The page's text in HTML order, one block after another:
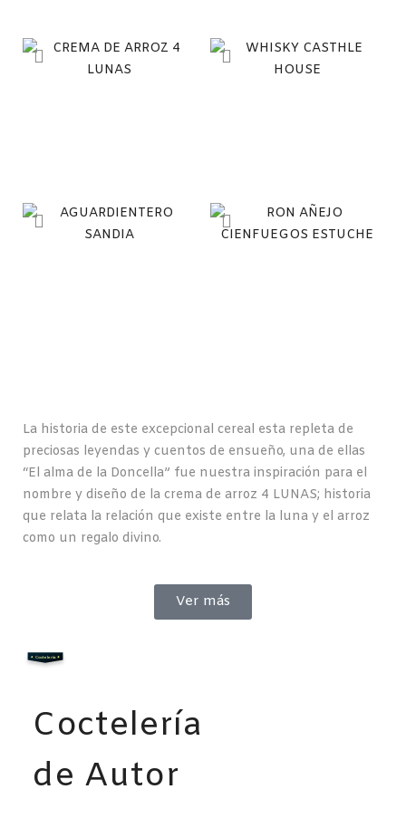
La historia de este excepcional cereal esta repleta de
preciosas leyendas y cuentos de ensueño, una de ellas
“El alma de la Doncella” fue nuestra inspiración para el
nombre y diseño de la crema de arroz 4 LUNAS; historia
que relata la relación que existe entre la luna y el arroz
como un regalo divino.
Ver más
Coctelería
Coctelería
de Autor